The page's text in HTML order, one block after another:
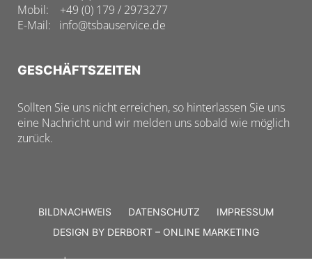
Mobil: +49 (0) 179 / 2973277
E-Mail: info@tsbauservice.de
GESCHÄFTSZEITEN
Sollten Sie uns nicht erreichen, so hinterlassen Sie uns
eine Nachricht und wir melden uns sobald wie möglich
zurück.
BILDNACHWEIS DATENSCHUTZ
IMPRESSUM
DESIGN BY DERBORT – ONLINE MARKETING
© 2026 | TS-BAUSERVICE, ALLE RECHTE VORBEHALTEN